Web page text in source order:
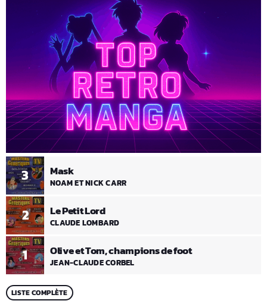
1 Olive et Tom, champions de foot
JEAN-CLAUDE CORBEL
2 Le Petit Lord
CLAUDE LOMBARD
3 Mask
NOAM ET NICK CARR
LISTE COMPLÈTE